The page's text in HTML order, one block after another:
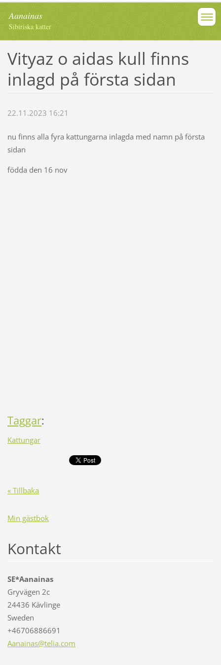
Aanainas
Sibiriska katter
Vityaz o aidas kull finns
inlagd på första sidan
22.11.2023 16:21
nu finns alla fyra kattungarna inlagda med namn på första
sidan
födda den 16 nov
Taggar:
Kattungar
« Tillbaka
Min gästbok
Kontakt
SE*Aanainas
Gryvägen 2c
24436 Kävlinge
Sweden
+46706886691
Aanainas@telia.com